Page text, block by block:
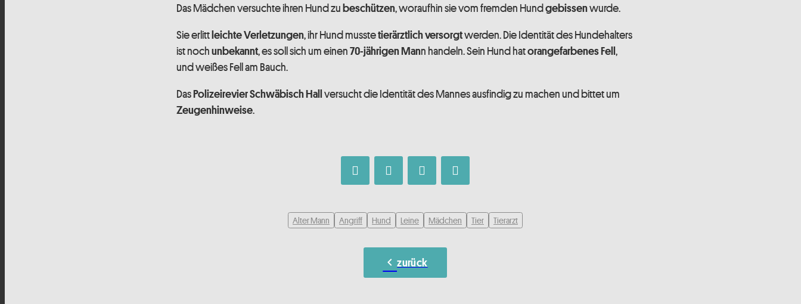
Das Mädchen versuchte ihren Hund zu beschützen, woraufhin sie vom fremden Hundgebissenwurde.
Sie erlitt leichte Verletzungen, ihr Hund musstetierärztlich versorgtwerden. Die Identität des Hundehalters
ist noch unbekannt, es soll sich um einen 70-jährigen Mann handeln. Sein Hund hatorangefarbenes Fell ,
und weißes Fell am Bauch.
DasPolizeirevier Schwäbisch Hall versucht die Identität des Mannes ausfindig zu machen und bittet um
Zeugenhinweise.
Alter Mann Angriff Hund Leine Mädchen Tier Tierarzt
chevron_leftzurück